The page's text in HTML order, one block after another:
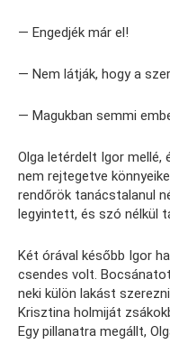
— Engedjék már el!
— Nem látják, hogy a
— Magukban semmi
Olga letérdelt Igor
nem rejtegetve
rendőrök tanácstalanul
legyintett, és szó nélkül
Két órával később Igor
csendes volt.
neki külön lakást
Krisztina holmiját
Egy pillanatra megállt,